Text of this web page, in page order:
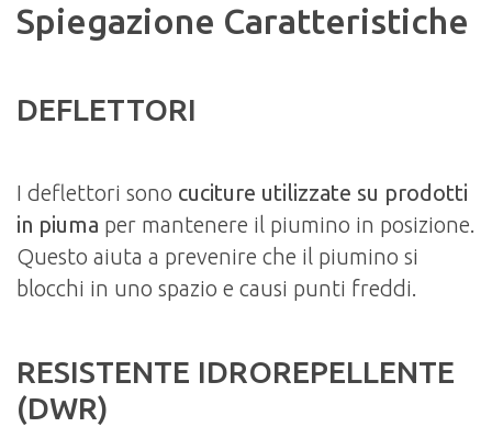
Spiegazione Caratteristiche
DEFLETTORI
I deflettori sono cuciture utilizzate su prodotti
in piuma per mantenere il piumino in posizione.
Questo aiuta a prevenire che il piumino si
blocchi in uno spazio e causi punti freddi.
RESISTENTE IDROREPELLENTE
(DWR)